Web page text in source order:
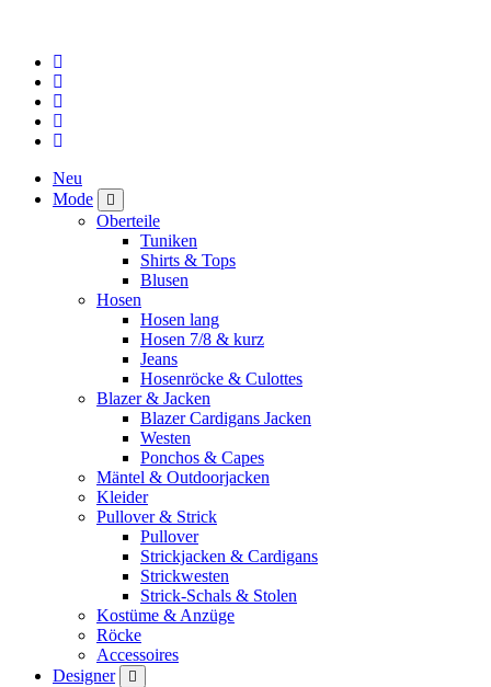
Neu
Mode
Oberteile
Tuniken
Shirts & Tops
Blusen
Hosen
Hosen lang
Hosen 7/8 & kurz
Jeans
Hosenröcke & Culottes
Blazer & Jacken
Blazer Cardigans Jacken
Westen
Ponchos & Capes
Mäntel & Outdoorjacken
Kleider
Pullover & Strick
Pullover
Strickjacken & Cardigans
Strickwesten
Strick-Schals & Stolen
Kostüme & Anzüge
Röcke
Accessoires
Designer